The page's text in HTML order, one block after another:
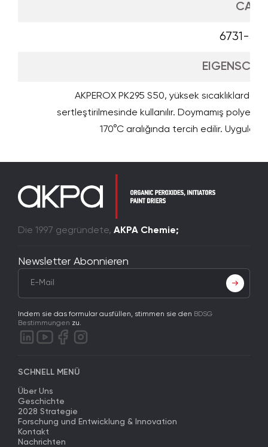
CAS
6731-
AKPEROX PK295 S50, yüksek sıcaklıklarda
sertleştirilmesinde kullanılır. Doymamış
170°C aralığında tercih edilir.
Die 1997 gegründete, AKPA Chemie;
Newsletter Abonnieren
Indem sie das formular ausfüllen, stimmen sie den BDSG
Bestimmungen zu.
SCHNELL MENÜ
Über Uns
Geschichte
2028 Strategie
Forschung und Entwicklung & Innovation
Kontakt
Nachrichten